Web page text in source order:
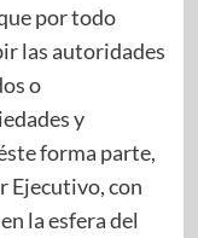
por todo
las autoridades
o
y
forma parte,
Ejecutivo, con
la esfera del